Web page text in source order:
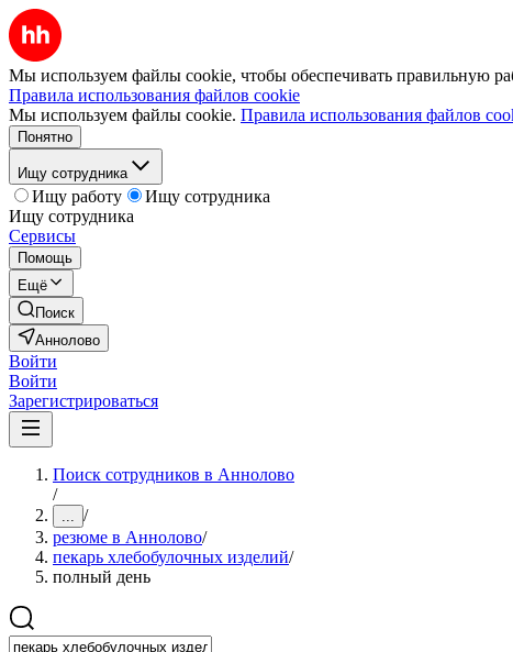
Мы используем файлы cookie, чтобы обеспечивать правильную
Правила использования файлов cookie
Мы используем файлы cookie. Правила использования файлов
Понятно
Ищу сотрудника
Ищу работу
Ищу сотрудника
Ищу сотрудника
Сервисы
Помощь
Ещё
Поиск
Аннолово
Войти
Войти
Зарегистрироваться
Поиск сотрудников в Аннолово
/
... /
резюме в Аннолово/
пекарь хлебобулочных изделий/
полный день